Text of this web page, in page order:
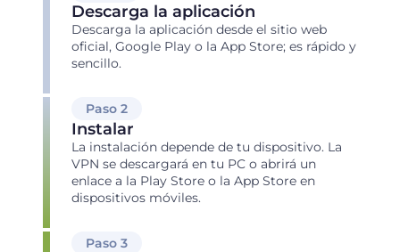
Descarga la aplicación
Descarga la aplicación desde el sitio web
oficial, Google Play o la App Store; es rápido y
sencillo.
Paso 2
Instalar
La instalación depende de tu dispositivo. La
VPN se descargará en tu PC o abrirá un
enlace a la Play Store o la App Store en
dispositivos móviles.
Paso 3